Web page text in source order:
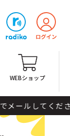
WEBショップ
ださい。